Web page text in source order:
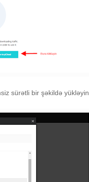
sürətli bir şəkildə yükləyin